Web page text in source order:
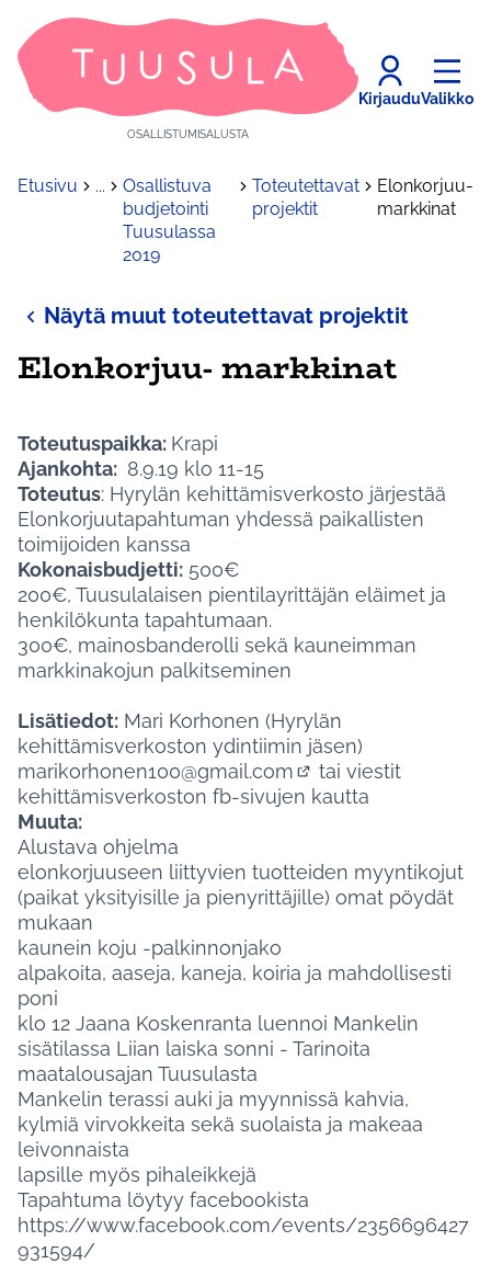
OSALLISTUMISALUSTA
KirjauduValikko
Etusivu ...
Osallistuva
budjetointi
Tuusulassa
2019
Toteutettavat
projektit
Elonkorjuu-
markkinat
Näytä muut toteutettavat projektit
Elonkorjuu- markkinat
Toteutuspaikka: Krapi
Ajankohta: 8.9.19 klo 11-15
Toteutus: Hyrylän kehittämisverkosto järjestää
Elonkorjuutapahtuman yhdessä paikallisten
toimijoiden kanssa
Kokonaisbudjetti: 500€
200€, Tuusulalaisen pientilayrittäjän eläimet ja
henkilökunta tapahtumaan.
300€, mainosbanderolli sekä kauneimman
markkinakojun palkitseminen
Lisätiedot: Mari Korhonen (Hyrylän
kehittämisverkoston ydintiimin jäsen)
marikorhonen100@gmail.com
(Avautuu uuteen
tai viestit
kehittämisverkoston fb-sivujen kautta
Muuta:
Alustava ohjelma
elonkorjuuseen liittyvien tuotteiden myyntikojut
(paikat yksityisille ja pienyrittäjille) omat pöydät
mukaan
kaunein koju -palkinnonjako
alpakoita, aaseja, kaneja, koiria ja mahdollisesti
poni
klo 12 Jaana Koskenranta luennoi Mankelin
sisätilassa Liian laiska sonni - Tarinoita
maatalousajan Tuusulasta
Mankelin terassi auki ja myynnissä kahvia,
kylmiä virvokkeita sekä suolaista ja makeaa
leivonnaista
lapsille myös pihaleikkejä
Tapahtuma löytyy facebookista
https://www.facebook.com/events/2356696427
931594/